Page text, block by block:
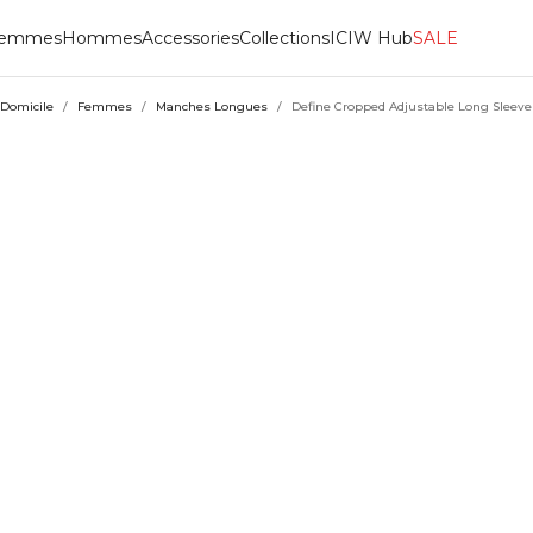
HommesAccessoriesCollectionsICIW HubSALE
Domicile / Femmes / Manches Longues / Define Cropped Adjustable Long